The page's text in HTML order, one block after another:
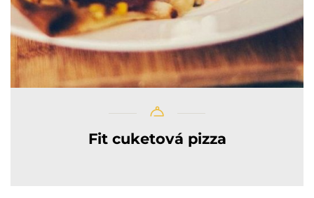
Fit cuketová pizza